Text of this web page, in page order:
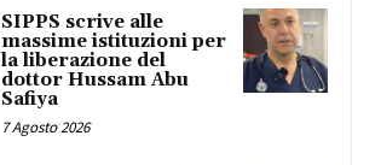
SIPPS scrive alle
massime istituzioni per
la liberazione del
dottor Hussam Abu
Safiya
7 Agosto 2026